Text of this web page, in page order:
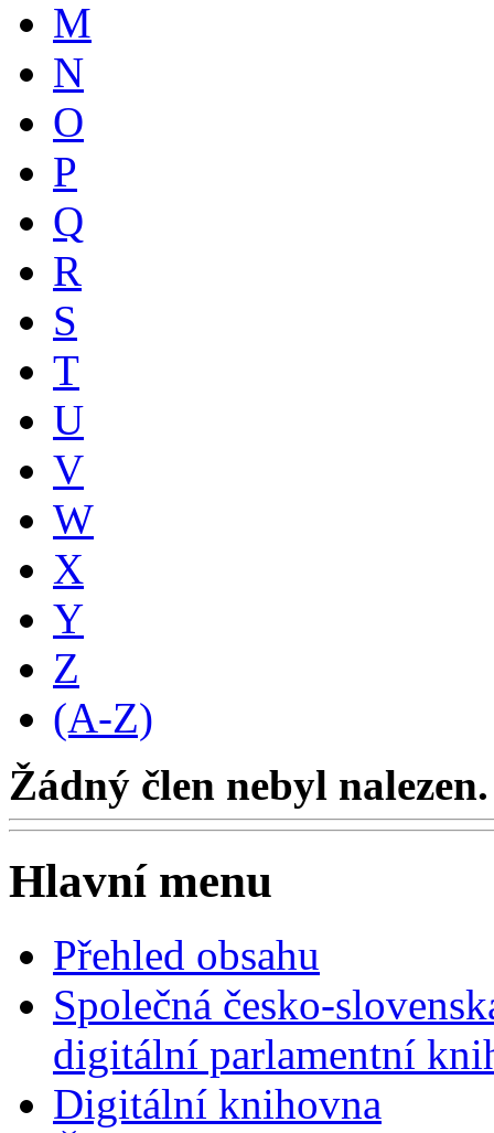
M
N
O
P
Q
R
S
T
U
V
W
X
Y
Z
(A-Z)
Žádný člen nebyl nalezen.
Hlavní menu
Přehled obsahu
Společná česko-
digitální parlamentní
Digitální knihovna